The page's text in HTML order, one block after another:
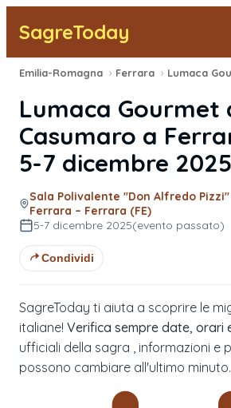
SagreToday
Segnala una sagra
Tutte le Sagre
Vicino a Me
Emilia-Romagna › Ferrara ›
Lumaca Gourmet
Casumaro a
5-7 dicembre 2025
Sala Polivalente ''Don Alfredo
Ferrara – Ferrara (FE)
5-7 dicembre 2025(evento passato)
Condividi
SagreToday ti aiuta a scoprire le
italiane! Verifica sempre date, orari
ufficiali della sagra , informazioni e
possono cambiare all'ultimo minuto.